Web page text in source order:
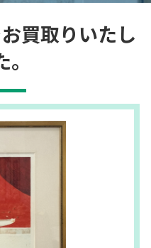
買取りいたし